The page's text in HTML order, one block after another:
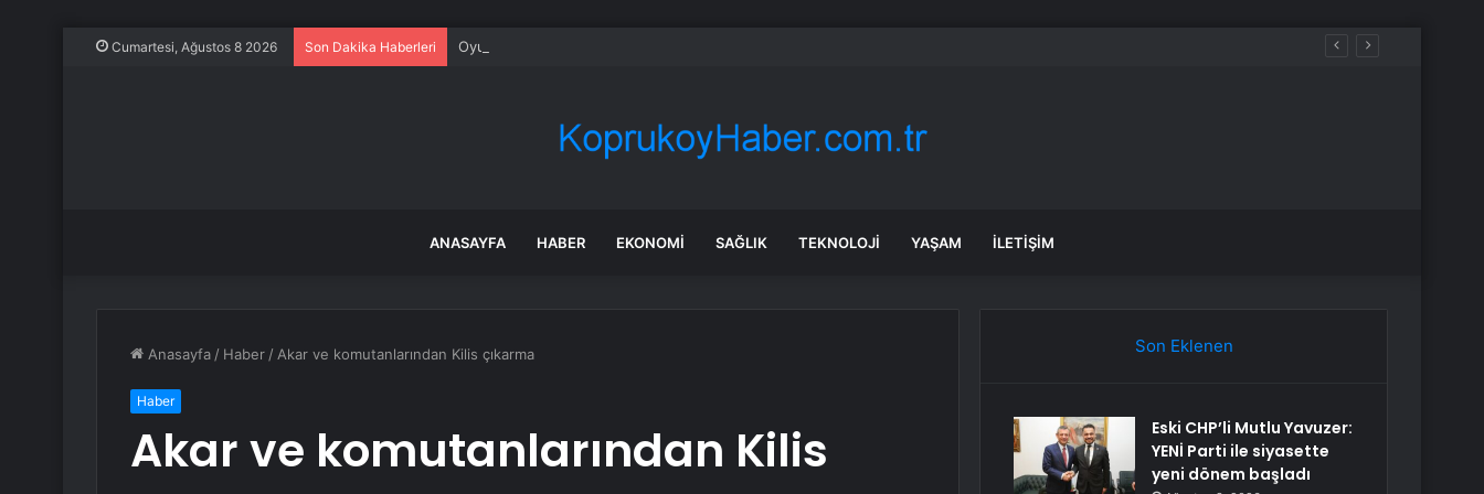
Cumartesi, Ağustos 8 2026 Son Dakika Haberleri Oyuncu Aslı İnandık evleniyor: Ünlü reklamcıdan romantik teklif
ANASAYFA HABER EKONOMI SAĞLIK TEKNOLOJI YAŞAM İLETIŞIM
Anasayfa / Haber / Akar ve komutanlarından Kilis çıkarma
Haber
Akar ve komutanlarından Kilis
Son Eklenen
Eski CHP’li Mutlu Yavuzer:
YENİ Parti ile siyasette
yeni dönem başladı